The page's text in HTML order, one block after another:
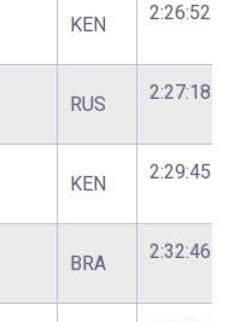
KEN
2:26:52
RUS
2:27:18
KEN
2:29:45
BRA
2:32:46